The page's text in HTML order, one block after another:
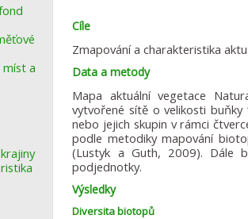
míst a
Cíle
Zmapování a charakteristika
Data a metody
Mapa aktuální vegetace
vytvořené sítě o velikosti buňky
nebo jejich skupin v rámci
podle metodiky mapování
(Lustyk a Guth, 2009). Dále
podjednotky.
Výsledky
Diversita biotopů